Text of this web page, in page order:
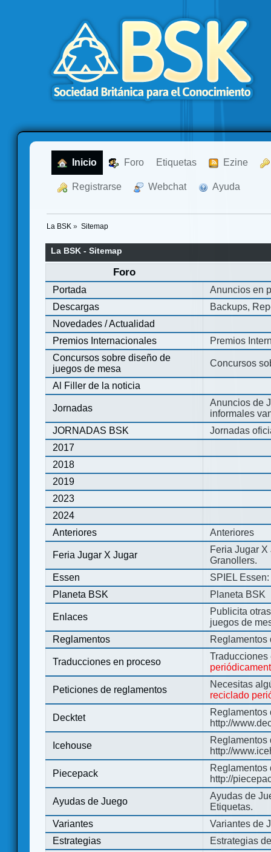
Inicio Foro Etiquetas Ezine
Registrarse Webchat Ayuda
La BSK » Sitemap
La BSK - Sitemap
Foro
Portada
Anuncios en
Descargas
Backups,
Novedades / Actualidad
Premios Internacionales
Premios
Concursos sobre diseño de
juegos de mesa
Concursos
Al Filler de la noticia
Jornadas
Anuncios de
informales
JORNADAS BSK
Jornadas
2017
2018
2019
2023
2024
Anteriores
Anteriores
Feria Jugar X Jugar
Feria Jugar
Granollers.
Essen
SPIEL
Planeta BSK
Planeta BSK
Enlaces
Publicita
juegos de
Reglamentos
Reglamentos
Traducciones en proceso
Peticiones de reglamentos
Necesitas
reciclado
Decktet
Reglamentos
http://
Icehouse
Reglamentos
http://
Piecepack
Reglamentos
http://
Ayudas de Juego
Ayudas de
Etiquetas.
Variantes
Variantes de
Estrategias
Estrategias